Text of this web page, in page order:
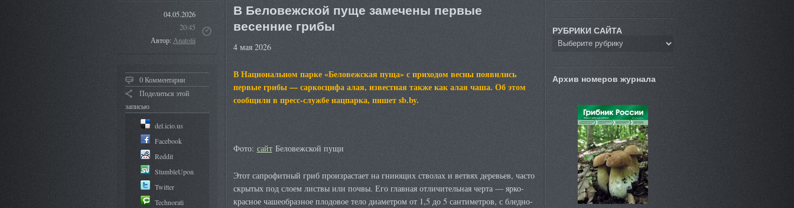
04.05.2026
20:45
Автор:Anatolii
0 Комментарии
Поделиться этой
записью
del.icio.us
Facebook
Reddit
StumbleUpon
Twitter
Technorati
В Беловежской пуще замечены первые
весенние грибы
4 мая 2026
В Национальном парке «Беловежская пуща» с приходом весны появились
первые грибы — саркосцифа алая, известная также как алая чаша. Об этом
сообщили в пресс-службе нацпарка, пишет sb.by.
Фото: сайтБеловежской пущи
Этот сапрофитный гриб произрастает на гниющих стволах и ветвях деревьев, часто
скрытых под слоем листвы или почвы. Его главная отличительная черта — ярко-
красное чашеобразное плодовое тело диаметром от 1,5 до 5 сантиметров, с бледно-
РУБРИКИ САЙТА
Архив номеров журнала